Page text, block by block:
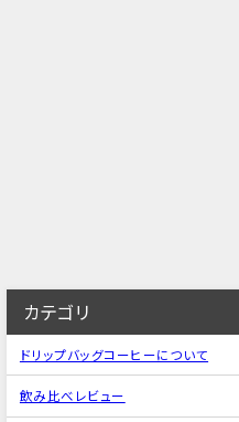
カテゴリ
ドリップバッグコーヒーについて
飲み比べレビュー